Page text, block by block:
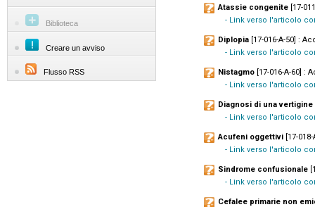
Biblioteca
Creare un avviso
Flusso RSS
Atassie congenite [17-
- Link verso l'articolo
Diplopia [17-016-A-50] :
- Link verso l'articolo
Nistagmo [17-016-A-60]
- Link verso l'articolo
Diagnosi di una
- Link verso l'articolo
Acufeni oggettivi [17-
- Link verso l'articolo
Sindrome confusionale
- Link verso l'articolo
Cefalee primarie non